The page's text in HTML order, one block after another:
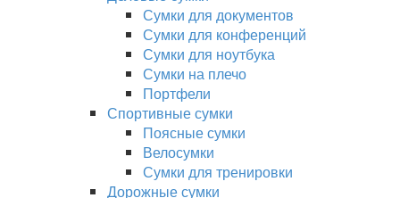
Сумки для документов
Сумки для конференций
Сумки для ноутбука
Сумки на плечо
Портфели
Спортивные сумки
Поясные сумки
Велосумки
Сумки для тренировки
Дорожные сумки